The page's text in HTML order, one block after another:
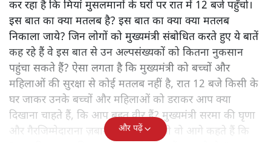
कर रहा है कि मियांं मुसलमानों के घरों पर रात में 12 बजे पहुँचो।
इस बात का क्या मतलब है? इस बात का क्या क्या मतलब
निकाला जाये? जिन लोगों को मुख्यमंत्री संबोधित करते हुए ये बातें
कह रहे हैं वे इस बात से उन अल्पसंख्यकों को कितना नुकसान
पहुंचा सकते हैं? ऐसा लगता है कि मुख्यमंत्री को बच्चों और
महिलाओं की सुरक्षा से कोई मतलब नहीं है, रात 12 बजे किसी के
घर जाकर उनके बच्चों और महिलाओं को डराकर आप क्या
दिखाना चाहते हैं, कि आप बहुत वीर हैं? मुख्यमंत्री सरमा की घृणा
और गैरजिम्मेदाराना ज़बान यहीं नहीं रुकती वो आगे कहते हैं कि
और पढ़ें